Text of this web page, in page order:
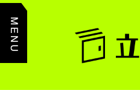
主
ン